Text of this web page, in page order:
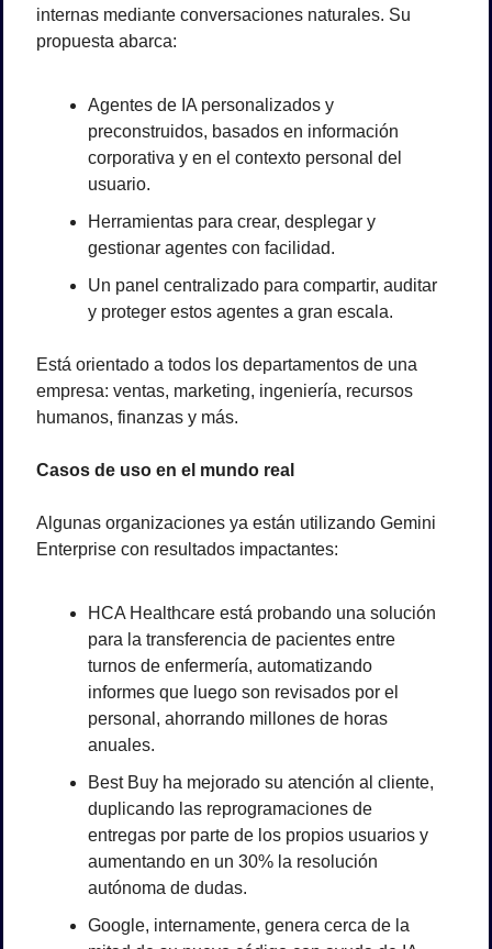
internas mediante conversaciones naturales. Su
propuesta abarca:
Agentes de IA personalizados y
preconstruidos, basados en información
corporativa y en el contexto personal del
usuario.
Herramientas para crear, desplegar y
gestionar agentes con facilidad.
Un panel centralizado para compartir, auditar
y proteger estos agentes a gran escala.
Está orientado a todos los departamentos de una
empresa: ventas, marketing, ingeniería, recursos
humanos, finanzas y más.
Casos de uso en el mundo real
Algunas organizaciones ya están utilizando Gemini
Enterprise con resultados impactantes:
HCA Healthcare está probando una solución
para la transferencia de pacientes entre
turnos de enfermería, automatizando
informes que luego son revisados por el
personal, ahorrando millones de horas
anuales.
Best Buy ha mejorado su atención al cliente,
duplicando las reprogramaciones de
entregas por parte de los propios usuarios y
aumentando en un 30% la resolución
autónoma de dudas.
Google, internamente, genera cerca de la